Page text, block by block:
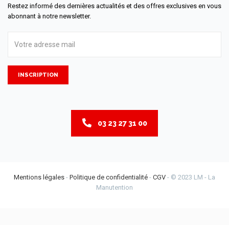
Restez informé des dernières actualités et des offres exclusives en vous
abonnant à notre newsletter.
INSCRIPTION
03 23 27 31 00
Mentions légales - Politique de confidentialité - CGV - © 2023 LM - La
Manutention